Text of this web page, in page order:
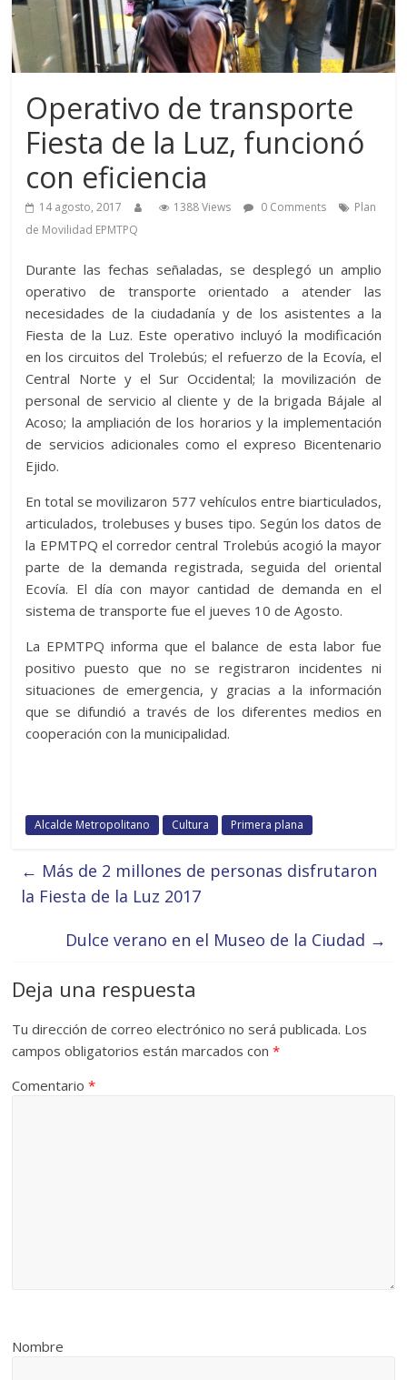
Operativo de transporte
Fiesta de la Luz, funcionó
con eficiencia
14 agosto, 2017 1388 Views 0 Comments
Plan
de Movilidad EPMTPQ
Durante las fechas señaladas, se desplegó un amplio
operativo de transporte orientado a atender las
necesidades de la ciudadanía y de los asistentes a la
Fiesta de la Luz. Este operativo incluyó la modificación
en los circuitos del Trolebús; el refuerzo de la Ecovía, el
Central Norte y el Sur Occidental; la movilización de
personal de servicio al cliente y de la brigada Bájale al
Acoso; la ampliación de los horarios y la implementación
de servicios adicionales como el expreso Bicentenario
Ejido.
En total se movilizaron 577 vehículos entre biarticulados,
articulados, trolebuses y buses tipo. Según los datos de
la EPMTPQ el corredor central Trolebús acogió la mayor
parte de la demanda registrada, seguida del oriental
Ecovía. El día con mayor cantidad de demanda en el
sistema de transporte fue el jueves 10 de Agosto.
La EPMTPQ informa que el balance de esta labor fue
positivo puesto que no se registraron incidentes ni
situaciones de emergencia, y gracias a la información
que se difundió a través de los diferentes medios en
cooperación con la municipalidad.
Alcalde Metropolitano Cultura Primera plana
← Más de 2 millones de personas disfrutaron
la Fiesta de la Luz 2017
Dulce verano en el Museo de la Ciudad →
Deja una respuesta
Tu dirección de correo electrónico no será publicada. Los
campos obligatorios están marcados con*
Comentario*
Nombre